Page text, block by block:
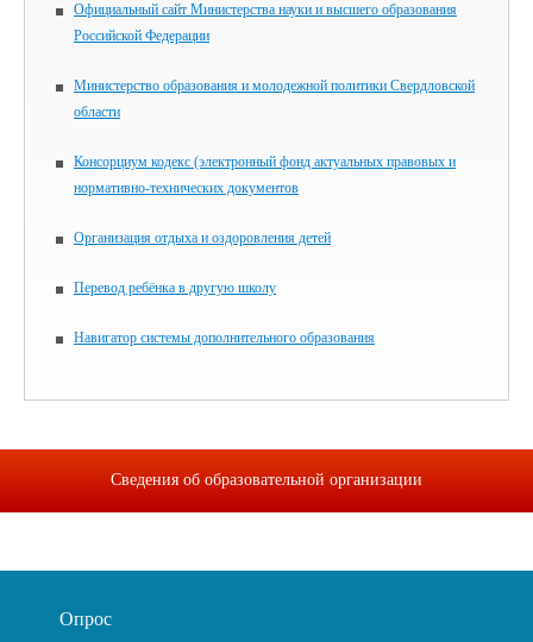
Официальный сайт Министерства науки и высшего образования
Российской Федерации
Министерство образования и молодежной политики Свердловской
области
Консорциум кодекс (электронный фонд актуальных правовых и
нормативно-технических документов
Организация отдыха и оздоровления детей
Перевод ребёнка в другую школу
Навигатор системы дополнительного образования
Сведения об образовательной организации
Опрос